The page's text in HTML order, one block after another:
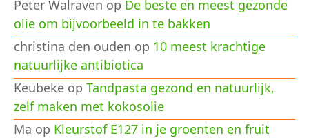
Peter Walraven op De beste en meest gezonde
olie om bijvoorbeeld in te bakken
christina den ouden op 10 meest krachtige
natuurlijke antibiotica
Keubeke op Tandpasta gezond en natuurlijk,
zelf maken met kokosolie
Ma op Kleurstof E127 in je groenten en fruit